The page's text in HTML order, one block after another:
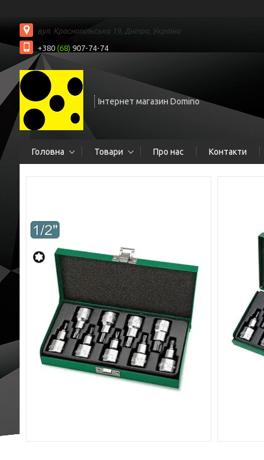
вул. Краснопільська 19, Дніпро, Україна
+380 (68) 907-74-74
Інтернет магазин Domino
Головна Товари Про нас Контакти